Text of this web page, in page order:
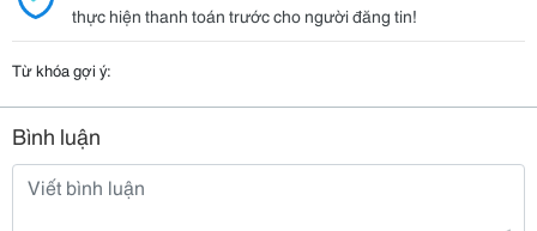
thực hiện thanh toán trước cho người đăng tin!
Từ khóa gợi ý:
Bình luận